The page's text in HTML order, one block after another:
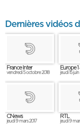
Dernières vidéos
France Inter
vendredi 5 octobre 2018
Europe
jeudi 15 juin
CNews
jeudi 9 mars 2017
RTL
jeudi 9